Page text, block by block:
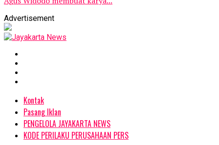
Advertisement
Kontak
Pasang Iklan
PENGELOLA JAYAKARTA NEWS
KODE PERILAKU PERUSAHAAN PERS